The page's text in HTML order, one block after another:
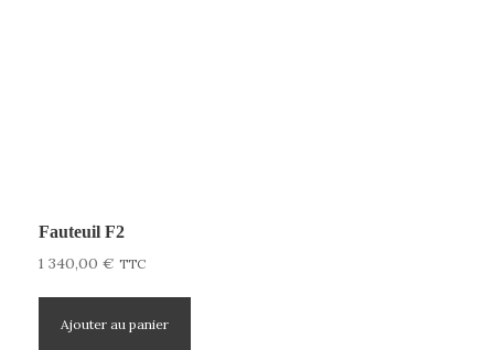
Fauteuil F2
1 340,00 € TTC
Ajouter au panier